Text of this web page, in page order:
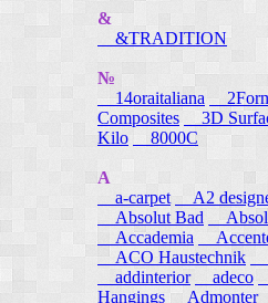
&
&TRADITION
№
14oraitaliana
Composites
3D
Kilo
8000C
A
a-carpet
A2
Absolut Bad
Accademia
ACO Haustechnik
addinterior
adeco
Hangings Admonter